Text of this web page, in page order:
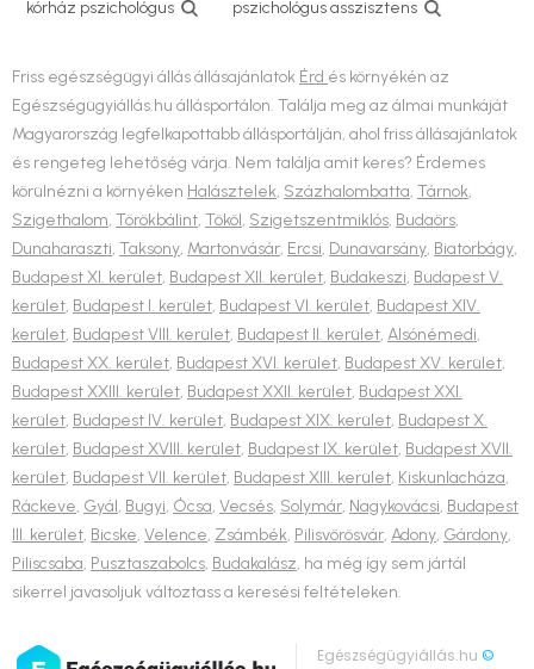
kórház pszichológus pszichológus asszisztens
Friss egészségügyi állás állásajánlatok Érd és környékén az
Egészségügyiállás.hu állásportálon. Találja meg az álmai munkáját
Magyarország legfelkapottabb állásportálján, ahol friss állásajánlatok
és rengeteg lehetőség várja. Nem találja amit keres? Érdemes
körülnézni a környéken Halásztelek, Százhalombatta, Tárnok,
Szigethalom, Törökbálint, Tököl, Szigetszentmiklós, Budaörs,
Dunaharaszti, Taksony, Martonvásár, Ercsi, Dunavarsány, Biatorbágy,
Budapest XI. kerület, Budapest XII. kerület, Budakeszi, Budapest V.
kerület, Budapest I. kerület, Budapest VI. kerület, Budapest XIV.
kerület, Budapest VIII. kerület, Budapest II. kerület, Alsónémedi,
Budapest XX. kerület, Budapest XVI. kerület, Budapest XV. kerület,
Budapest XXIII. kerület, Budapest XXII. kerület, Budapest XXI.
kerület, Budapest IV. kerület, Budapest XIX. kerület, Budapest X.
kerület, Budapest XVIII. kerület, Budapest IX. kerület, Budapest XVII.
kerület, Budapest VII. kerület, Budapest XIII. kerület, Kiskunlacháza,
Ráckeve, Gyál, Bugyi, Ócsa, Vecsés, Solymár, Nagykovácsi, Budapest
III. kerület, Bicske, Velence, Zsámbék, Pilisvörösvár, Adony, Gárdony,
Piliscsaba, Pusztaszabolcs, Budakalász, ha még így sem jártál
sikerrel javasoljuk változtass a keresési feltételeken.
Egészségügyiállás.hu©